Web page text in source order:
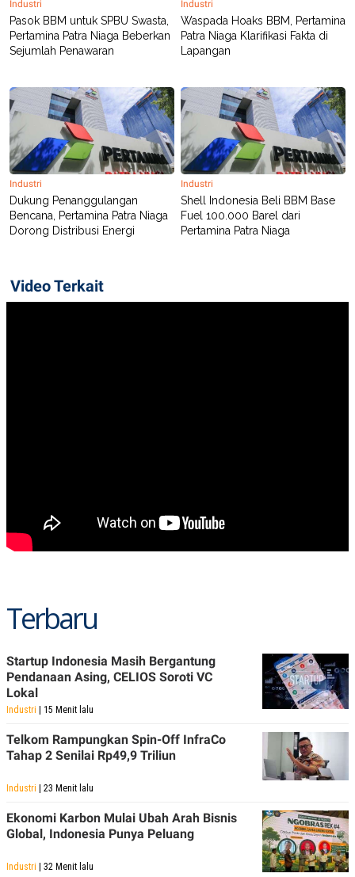
Industri
Pasok BBM untuk SPBU Swasta,
Pertamina Patra Niaga Beberkan
Sejumlah Penawaran
Industri
Waspada Hoaks BBM, Pertamina
Patra Niaga Klarifikasi Fakta di
Lapangan
Industri
Dukung Penanggulangan
Bencana, Pertamina Patra Niaga
Dorong Distribusi Energi
Industri
Shell Indonesia Beli BBM Base
Fuel 100.000 Barel dari
Pertamina Patra Niaga
Video Terkait
Terbaru
Startup Indonesia Masih Bergantung
Pendanaan Asing, CELIOS Soroti VC
Lokal
Industri | 15 Menit lalu
Telkom Rampungkan Spin-Off InfraCo
Tahap 2 Senilai Rp49,9 Triliun
Industri | 23 Menit lalu
Ekonomi Karbon Mulai Ubah Arah Bisnis
Global, Indonesia Punya Peluang
Industri | 32 Menit lalu